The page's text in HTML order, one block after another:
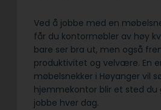
Ved å jobbe med en
får du kontormøbler av høy
bare ser bra ut, men også
produktivitet og velvære. En
møbelsnekker i Høyanger vil
hjemmekontor blir et sted du
jobbe hver dag.